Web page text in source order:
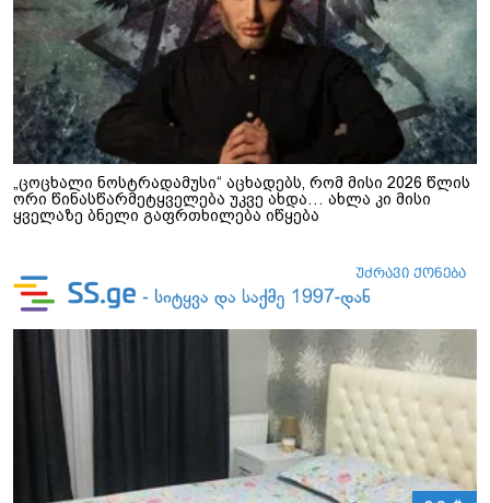
„ცოცხალი ნოსტრადამუსი“ აცხადებს, რომ მისი 2026 წლის
ორი წინასწარმეტყველება უკვე ახდა… ახლა კი მისი
ყველაზე ბნელი გაფრთხილება იწყება